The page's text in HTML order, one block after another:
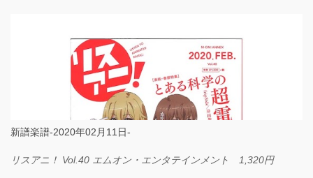
新譜楽譜-2020年02月11日-
リスアニ！ Vol.40 エムオン・エンタテインメント 1,320円